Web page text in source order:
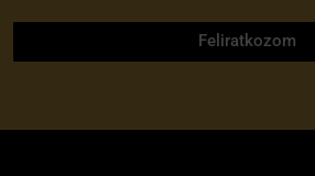
Feliratkozom